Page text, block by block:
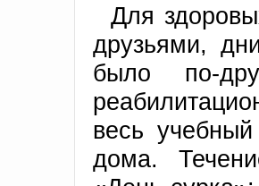
Для
друзьями,
было по-
весь
дома.